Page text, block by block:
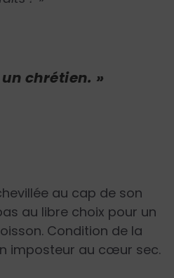
chrétien. »
au cap de son
au libre choix pour un
Condition de la
imposteur au cœur sec.